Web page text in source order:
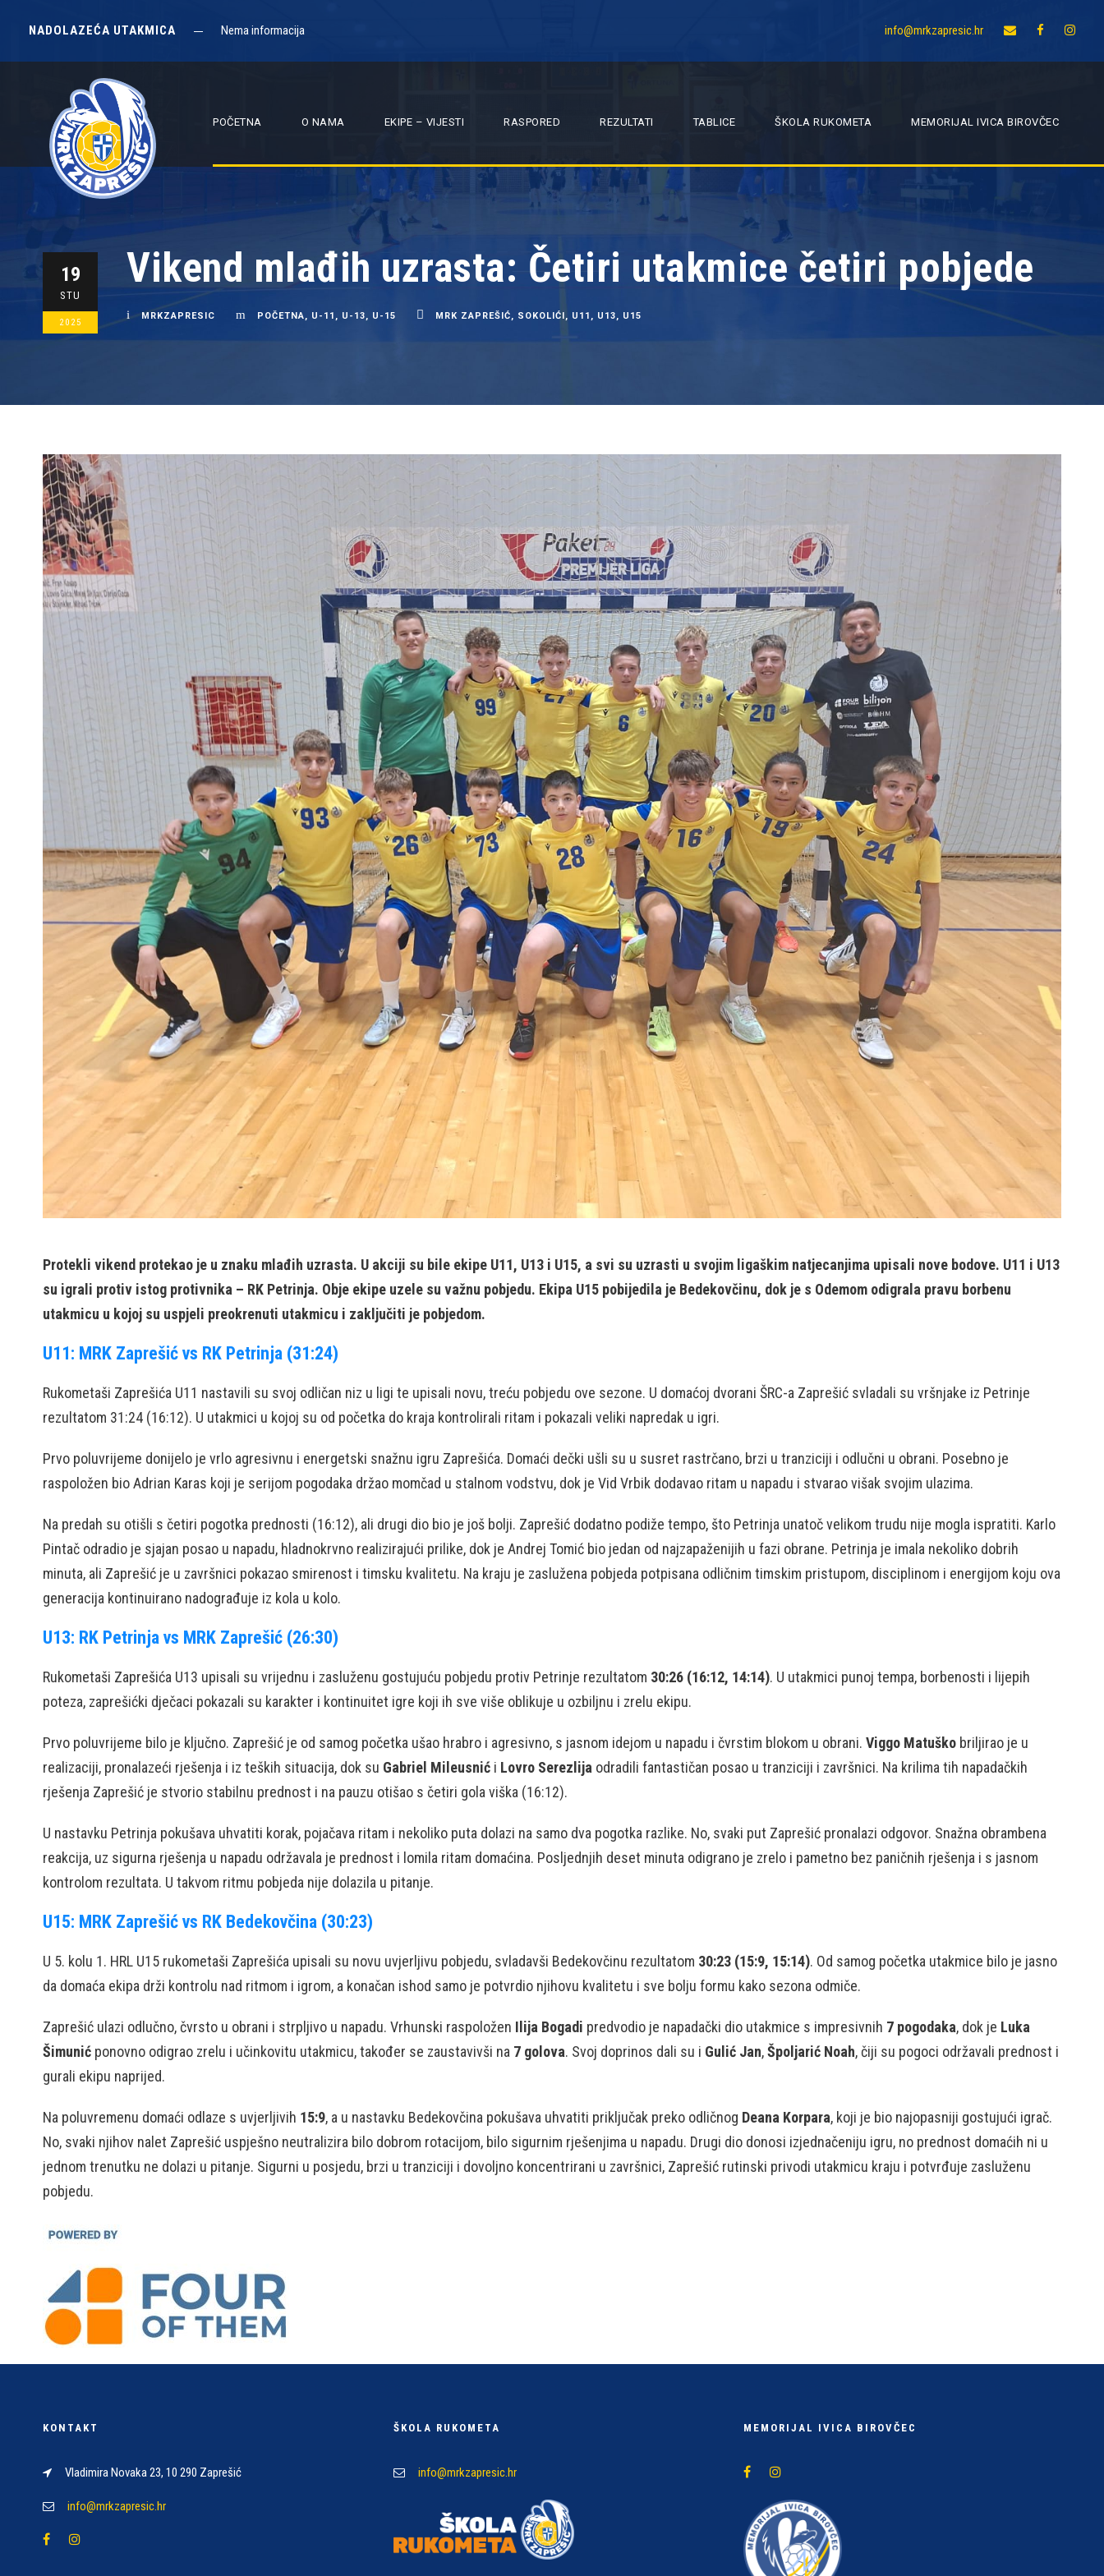
NADOLAZEĆA UTAKMICA Nema informacija info@mrkzapresic.hr
POČETNA O NAMA EKIPE – VIJESTI RASPORED REZULTATI TABLICE ŠKOLA RUKOMETA MEMORIJAL IVICA BIROVČEC
19
STU
2025
Vikend mlađih uzrasta: Četiri utakmice četiri pobjede
MRKZAPRESIC POČETNA, U-11 , U-13, U-15 MRK ZAPREŠIĆ, SOKOLIĆI, U11 , U13, U15
Protekli vikend protekao je u znaku mlađih uzrasta. U akciji su bile ekipe U11, U13 i U15, a svi su uzrasti u svojim ligaškim natjecanjima upisali nove bodove. U11 i U13
su igrali protiv istog protivnika – RK Petrinja. Obje ekipe uzele su važnu pobjedu. Ekipa U15 pobijedila je Bedekovčinu, dok je s Odemom odigrala pravu borbenu
utakmicu u kojoj su uspjeli preokrenuti utakmicu i zaključiti je pobjedom.
U11: MRK Zaprešić vs RK Petrinja (31:24)
Rukometaši Zaprešića U11 nastavili su svoj odličan niz u ligi te upisali novu, treću pobjedu ove sezone. U domaćoj dvorani ŠRC-a Zaprešić svladali su vršnjake iz Petrinje
rezultatom 31:24 (16:12). U utakmici u kojoj su od početka do kraja kontrolirali ritam i pokazali veliki napredak u igri.
Prvo poluvrijeme donijelo je vrlo agresivnu i energetski snažnu igru Zaprešića. Domaći dečki ušli su u susret rastrčano, brzi u tranziciji i odlučni u obrani. Posebno je
raspoložen bio Adrian Karas koji je serijom pogodaka držao momčad u stalnom vodstvu, dok je Vid Vrbik dodavao ritam u napadu i stvarao višak svojim ulazima.
Na predah su otišli s četiri pogotka prednosti (16:12), ali drugi dio bio je još bolji. Zaprešić dodatno podiže tempo, što Petrinja unatoč velikom trudu nije mogla ispratiti. Karlo
Pintač odradio je sjajan posao u napadu, hladnokrvno realizirajući prilike, dok je Andrej Tomić bio jedan od najzapaženijih u fazi obrane. Petrinja je imala nekoliko dobrih
minuta, ali Zaprešić je u završnici pokazao smirenost i timsku kvalitetu. Na kraju je zaslužena pobjeda potpisana odličnim timskim pristupom, disciplinom i energijom koju ova
generacija kontinuirano nadograđuje iz kola u kolo.
U13: RK Petrinja vs MRK Zaprešić (26:30)
Rukometaši Zaprešića U13 upisali su vrijednu i zasluženu gostujuću pobjedu protiv Petrinje rezultatom 30:26 (16:12, 14:14). U utakmici punoj tempa, borbenosti i lijepih
poteza, zaprešićki dječaci pokazali su karakter i kontinuitet igre koji ih sve više oblikuje u ozbiljnu i zrelu ekipu.
Prvo poluvrijeme bilo je ključno. Zaprešić je od samog početka ušao hrabro i agresivno, s jasnom idejom u napadu i čvrstim blokom u obrani. Viggo Matuško briljirao je u
realizaciji, pronalazeći rješenja i iz teških situacija, dok su Gabriel Mileusnić i Lovro Serezlija odradili fantastičan posao u tranziciji i završnici. Na krilima tih napadačkih
rješenja Zaprešić je stvorio stabilnu prednost i na pauzu otišao s četiri gola viška (16:12).
U nastavku Petrinja pokušava uhvatiti korak, pojačava ritam i nekoliko puta dolazi na samo dva pogotka razlike. No, svaki put Zaprešić pronalazi odgovor. Snažna obrambena
reakcija, uz sigurna rješenja u napadu održavala je prednost i lomila ritam domaćina. Posljednjih deset minuta odigrano je zrelo i pametno bez paničnih rješenja i s jasnom
kontrolom rezultata. U takvom ritmu pobjeda nije dolazila u pitanje.
U15: MRK Zaprešić vs RK Bedekovčina (30:23)
U 5. kolu 1. HRL U15 rukometaši Zaprešića upisali su novu uvjerljivu pobjedu, svladavši Bedekovčinu rezultatom 30:23 (15:9, 15:14). Od samog početka utakmice bilo je jasno
da domaća ekipa drži kontrolu nad ritmom i igrom, a konačan ishod samo je potvrdio njihovu kvalitetu i sve bolju formu kako sezona odmiče.
Zaprešić ulazi odlučno, čvrsto u obrani i strpljivo u napadu. Vrhunski raspoložen Ilija Bogadi predvodio je napadački dio utakmice s impresivnih 7 pogodaka, dok je Luka
Šimunić ponovno odigrao zrelu i učinkovitu utakmicu, također se zaustavivši na 7 golova. Svoj doprinos dali su i Gulić Jan,Špoljarić Noah, čiji su pogoci održavali prednost i
gurali ekipu naprijed.
Na poluvremenu domaći odlaze s uvjerljivih 15:9, a u nastavku Bedekovčina pokušava uhvatiti priključak preko odličnog Deana Korpara, koji je bio najopasniji gostujući igrač.
No, svaki njihov nalet Zaprešić uspješno neutralizira bilo dobrom rotacijom, bilo sigurnim rješenjima u napadu. Drugi dio donosi izjednačeniju igru, no prednost domaćih ni u
jednom trenutku ne dolazi u pitanje. Sigurni u posjedu, brzi u tranziciji i dovoljno koncentrirani u završnici, Zaprešić rutinski privodi utakmicu kraju i potvrđuje zasluženu
pobjedu.
KONTAKT
Vladimira Novaka 23, 10 290 Zaprešić
info@mrkzapresic.hr
ŠKOLA RUKOMETA
info@mrkzapresic.hr
MEMORIJAL IVICA BIROVČEC